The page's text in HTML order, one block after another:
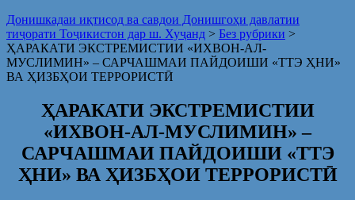
Донишкадаи иқтисод ва савдои Донишгоҳи давлатии
тиҷорати Тоҷикистон дар ш. Хуҷанд > Без рубрики >
ҲАРАКАТИ ЭКСТРЕМИСТИИ «ИХВОН-АЛ-
МУСЛИМИН» – САРЧАШМАИ ПАЙДОИШИ «ТТЭ ҲНИ»
ВА ҲИЗБҲОИ ТЕРРОРИСТӢ
ҲАРАКАТИ ЭКСТРЕМИСТИИ
«ИХВОН-АЛ-МУСЛИМИН» –
САРЧАШМАИ ПАЙДОИШИ «ТТЭ
ҲНИ» ВА ҲИЗБҲОИ ТЕРРОРИСТӢ